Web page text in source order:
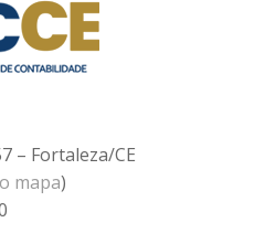
– Fortaleza/CE
mapa)